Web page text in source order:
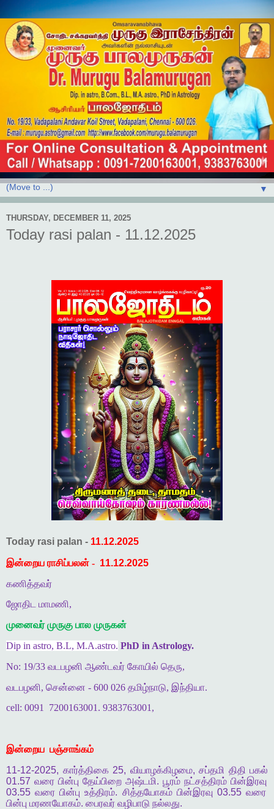
▼
THURSDAY, DECEMBER 11, 2025
Today rasi palan - 11.12.2025
Today rasi palan - 11.12.2025
இன்றைய ராசிப்பலன் - 11.12.2025
கணித்தவர்
ஜோதிட மாமணி,
முனைவர் முருகு பால முருகன்
Dip in astro, B.L, M.A.astro. PhD in Astrology.
No: 19/33 வடபழனி ஆண்டவர் கோயில் தெரு,
வடபழனி, சென்னை - 600 026 தமிழ்நாடு, இந்தியா.
cell: 0091 7200163001. 9383763001,
இன்றைய பஞ்சாங்கம்
11-12-2025, கார்த்திகை25, வியாழக்கிழமை, சப்தமி திதி பகல்
01.57 வரை பின்பு தேய்பிறை அஷ்டமி. பூரம் நட்சத்திரம் பின்இரவு
03.55வரை பின்பு உத்திரம். சித்தயோகம் பின்இரவு 03.55 வரை
பின்பு மரணயோகம். பைரவர் வழிபாடு நல்லது.